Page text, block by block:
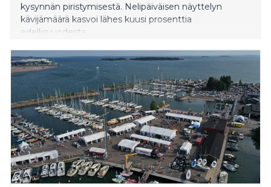
kysynnän piristymisestä. Nelipäiväisen näyttelyn
kävijämäärä kasvoi lähes kuusi prosenttia
edellisvuodesta.